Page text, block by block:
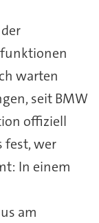
warten
seit BMW
offiziell
fest, wer
In einem
am